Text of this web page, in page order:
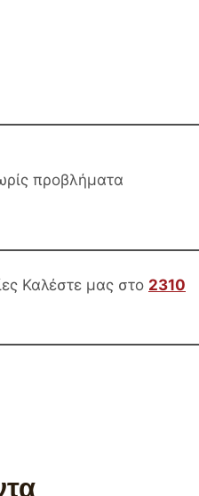
προβλήματα
Καλέστε μας στο 2310